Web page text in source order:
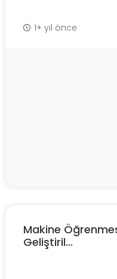
1+ yıl önce
Makine
Geliştiril...